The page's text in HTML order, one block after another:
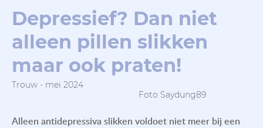
Depressief? Dan niet
alleen pillen slikken
maar ook praten!
Trouw - mei 2024
Foto Saydung89
Alleen antidepressiva slikken voldoet niet meer bij een